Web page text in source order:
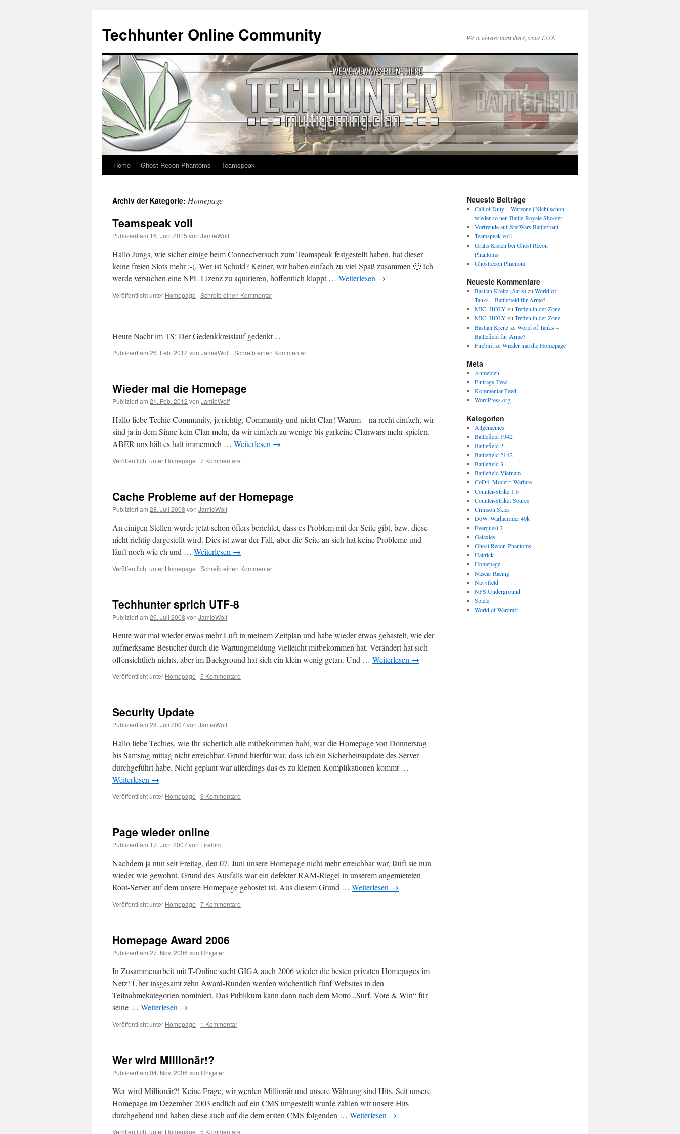
Techhunter Online Community We've always been there, since 1999.
Zum
springen
Home Ghost Recon Phantoms Teamspeak
Archiv der Kategorie: Homepage
Teamspeak voll
Publiziert am 16. Juni 2015 von JamieWolf
Hallo Jungs, wie sicher einige beim Connectversuch zum Teamspeak festgestellt haben, hat dieser
keine freien Slots mehr :-(. Wer ist Schuld? Keiner, wir haben einfach zu viel Spaß zusammen 🙂 Ich
werde versuchen eine NPL Lizenz zu aquirieren, hoffentlich klappt … Weiterlesen →
Veröffentlicht unter Homepage | Schreib einen Kommentar
Heute Nacht im TS: Der Gedenkkreislauf gedenkt…
Publiziert am 26. Feb. 2012 von JamieWolf | Schreib einen Kommentar
Wieder mal die Homepage
Publiziert am 21. Feb. 2012 von JamieWolf
Hallo liebe Techie Community, ja richtig, Community und nicht Clan! Warum – na recht einfach, wir
sind ja in dem Sinne kein Clan mehr, da wir einfach zu wenige bis garkeine Clanwars mehr spielen.
ABER uns hält es halt immernoch … Weiterlesen →
Veröffentlicht unter Homepage | 7 Kommentare
Cache Probleme auf der Homepage
Publiziert am 28. Juli 2008 von JamieWolf
An einigen Stellen wurde jetzt schon öfters berichtet, dass es Problem mit der Seite gibt, bzw. diese
nicht richtig dargestellt wird. Dies ist zwar der Fall, aber die Seite an sich hat keine Probleme und
läuft noch wie eh und … Weiterlesen →
Veröffentlicht unter Homepage | Schreib einen Kommentar
Techhunter sprich UTF-8
Publiziert am 26. Juli 2008 von JamieWolf
Heute war mal wieder etwas mehr Luft in meinem Zeitplan und habe wieder etwas gebastelt, wie der
aufmerksame Besucher durch die Wartungmeldung vielleicht mitbekommen hat. Verändert hat sich
offensichtlich nichts, aber im Background hat sich ein klein wenig getan. Und … Weiterlesen →
Veröffentlicht unter Homepage | 5 Kommentare
Security Update
Publiziert am 28. Juli 2007von JamieWolf
Hallo liebe Techies, wie Ihr sicherlich alle mitbekommen habt, war die Homepage von Donnerstag
bis Samstag mittag nicht erreichbar. Grund hierfür war, dass ich ein Sicherheitsupdate des Server
durchgeführt habe. Nicht geplant war allerdings das es zu kleinen Komplikationen kommt …
Weiterlesen →
Veröffentlicht unter Homepage | 3 Kommentare
Page wieder online
Publiziert am 17. Juni 2007von Firebird
Nachdem ja nun seit Freitag, den 07. Juni unsere Homepage nicht mehr erreichbar war, läuft sie nun
wieder wie gewohnt. Grund des Ausfalls war ein defekter RAM-Riegel in unserem angemieteten
Root-Server auf dem unsere Homepage gehostet ist. Aus diesem Grund … Weiterlesen →
Veröffentlicht unter Homepage | 7 Kommentare
Homepage Award 2006
Publiziert am 27. Nov. 2006 von Rhigster
In Zusammenarbeit mit T-Online sucht GIGA auch 2006 wieder die besten privaten Homepages im
Netz! Über insgesamt zehn Award-Runden werden wöchentlich fünf Websites in den
Teilnahmekategorien nominiert. Das Publikum kann dann nach dem Motto „Surf, Vote & Win“ für
seine … Weiterlesen →
Veröffentlicht unter Homepage | 1 Kommentar
Wer wird Millionär!?
Publiziert am 04. Nov. 2006 von Rhigster
Wer wird Millionär?! Keine Frage, wir werden Millionär und unsere Währung sind Hits. Seit unsere
Homepage im Dezember 2003 endlich auf ein CMS umgestellt wurde zählen wir unsere Hits
durchgehend und haben diese auch auf die dem ersten CMS folgenden … Weiterlesen →
Veröffentlicht unter Homepage | 5 Kommentare
Neueste Beiträge
Call of Duty – Warzone | Nicht schon
wieder so nen Battle-Royale Shooter
Vorfreude auf StarWars Battlefront
Teamspeak voll
Gratis Kisten bei Ghost Recon
Phantoms
Ghostrecon Phantom
Neueste Kommentare
Bastian Kreitz (Saris)zu World of
Tanks – Battlefield für Arme?
MIC_HOLYzu Treffen in der Zone
MIC_HOLYzu Treffen in der Zone
Bastian Kreitzzu World of Tanks –
Battlefield für Arme?
Firebirdzu Wieder mal die Homepage
Meta
Anmelden
Eintrags-Feed
Kommentar-Feed
WordPress.org
Kategorien
Allgemeines
Battlefield 1942
Battlefield 2
Battlefield 2142
Battlefield 3
Battlefield Vietnam
CoD4: Modern Warfare
Counter-Strike 1.6
Counter-Strike: Source
Crimson Skies
DoW: Warhammer 40k
Everquest 2
Galaxies
Ghost Recon Phantoms
Hattrick
Homepage
Nascar Racing
Navyfield
NFS:Underground
Spiele
World of Warcraft